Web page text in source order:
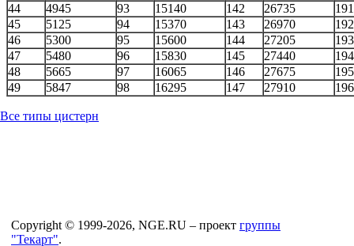
44
4945 93 15140 142 26735
191
45
5125 94 15370 143 26970
192
46
5300 95 15600 144 27205
193
47
5480 96 15830 145 27440
194
48
5665 97 16065 146 27675
195
49
5847 98 16295 147 27910 196
Все типы цистерн
Copyright © 1999-2026, NGE.RU – проект группы
"Текарт".